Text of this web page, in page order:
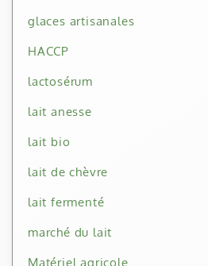
glaces artisanales
HACCP
lactosérum
lait anesse
lait bio
lait de chèvre
lait fermenté
marché du lait
Matériel agricole